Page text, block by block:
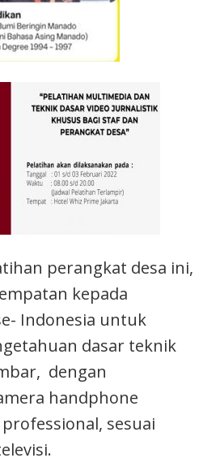
perangkat desa ini,
kepada
Indonesia untuk
dasar teknik
dengan
handphone
sesuai